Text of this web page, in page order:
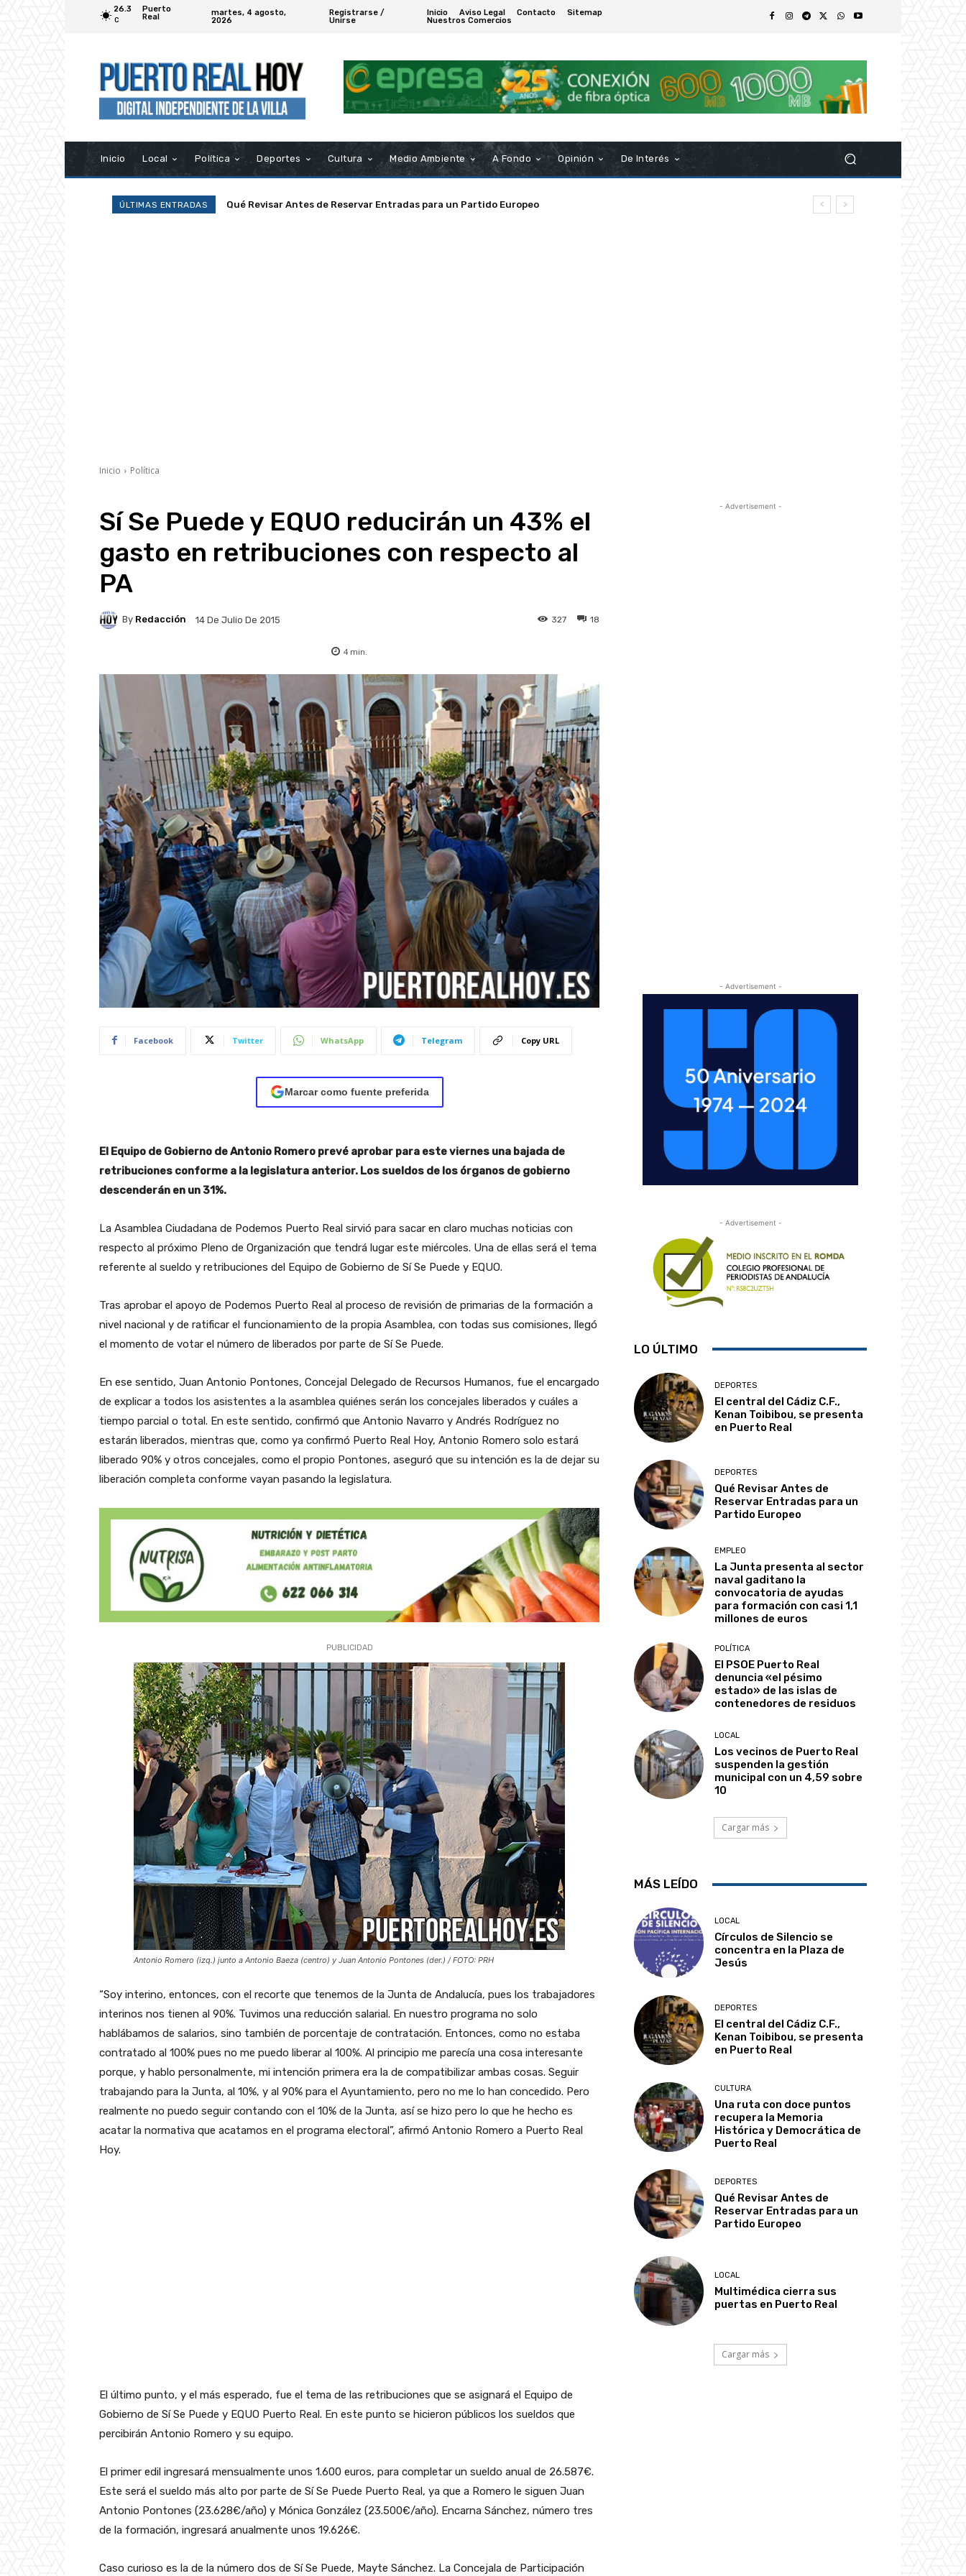
26.3
C
Puerto
Real
martes, 4 agosto,
2026
Registrarse /
Unirse
Inicio Aviso Legal Contacto
Sitemap
Nuestros Comercios
Inicio Local Política Deportes Cultura Medio Ambiente A Fondo Opinión De Interés
ÚLTIMAS ENTRADAS
La Junta presenta al sector naval gaditano la convocatoria de ayudas para formación con casi 1,1 millones de
Inicio Política
Sí Se Puede y EQUO reducirán un 43% el
gasto en retribuciones con respecto al
PA
By Redacción 14 De Julio De 2015 18
327
4 min.
Facebook Twitter WhatsApp Telegram Copy URL
Marcar como fuente preferida
El Equipo de Gobierno de Antonio Romero prevé aprobar para este viernes una bajada de
retribuciones conforme a la legislatura anterior. Los sueldos de los órganos de gobierno
descenderán en un 31%.
La Asamblea Ciudadana de Podemos Puerto Real sirvió para sacar en claro muchas noticias con
respecto al próximo Pleno de Organización que tendrá lugar este miércoles. Una de ellas será el tema
referente al sueldo y retribuciones del Equipo de Gobierno de Sí Se Puede y EQUO.
Tras aprobar el apoyo de Podemos Puerto Real al proceso de revisión de primarias de la formación a
nivel nacional y de ratificar el funcionamiento de la propia Asamblea, con todas sus comisiones, llegó
el momento de votar el número de liberados por parte de Sí Se Puede.
En ese sentido, Juan Antonio Pontones, Concejal Delegado de Recursos Humanos, fue el encargado
de explicar a todos los asistentes a la asamblea quiénes serán los concejales liberados y cuáles a
tiempo parcial o total. En este sentido, confirmó que Antonio Navarro y Andrés Rodríguez no
estarán liberados, mientras que, como ya confirmó Puerto Real Hoy, Antonio Romero solo estará
liberado 90% y otros concejales, como el propio Pontones, aseguró que su intención es la de dejar su
liberación completa conforme vayan pasando la legislatura.
PUBLICIDAD
Antonio Romero (izq.) junto a Antonio Baeza (centro) y Juan Antonio Pontones (der.) / FOTO: PRH
“Soy interino, entonces, con el recorte que tenemos de la Junta de Andalucía, pues los trabajadores
interinos nos tienen al 90%. Tuvimos una reducción salarial. En nuestro programa no solo
hablábamos de salarios, sino también de porcentaje de contratación. Entonces, como no estaba
contratado al 100% pues no me puedo liberar al 100%. Al principio me parecía una cosa interesante
porque, y hablo personalmente, mi intención primera era la de compatibilizar ambas cosas. Seguir
trabajando para la Junta, al 10%, y al 90% para el Ayuntamiento, pero no me lo han concedido. Pero
realmente no puedo seguir contando con el 10% de la Junta, así se hizo pero lo que he hecho es
acatar la normativa que acatamos en el programa electoral”, afirmó Antonio Romero a Puerto Real
Hoy.
El último punto, y el más esperado, fue el tema de las retribuciones que se asignará el Equipo de
Gobierno de Sí Se Puede y EQUO Puerto Real. En este punto se hicieron públicos los sueldos que
percibirán Antonio Romero y su equipo.
El primer edil ingresará mensualmente unos 1.600 euros, para completar un sueldo anual de 26.587€.
Este será el sueldo más alto por parte de Sí Se Puede Puerto Real, ya que a Romero le siguen Juan
Antonio Pontones (23.628€/año) y Mónica González (23.500€/año). Encarna Sánchez, número tres
de la formación, ingresará anualmente unos 19.626€.
Caso curioso es la de la número dos de Sí Se Puede, Mayte Sánchez. La Concejala de Participación
- Advertisement -
- Advertisement -
- Advertisement -
LO ÚLTIMO
DEPORTES
El central del Cádiz C.F.,
Kenan Toibibou, se presenta
en Puerto Real
DEPORTES
Qué Revisar Antes de
Reservar Entradas para un
Partido Europeo
EMPLEO
La Junta presenta al sector
naval gaditano la
convocatoria de ayudas
para formación con casi 1,1
millones de euros
POLÍTICA
El PSOE Puerto Real
denuncia «el pésimo
estado» de las islas de
contenedores de residuos
LOCAL
Los vecinos de Puerto Real
suspenden la gestión
municipal con un 4,59 sobre
10
Cargar más
MÁS LEÍDO
LOCAL
Círculos de Silencio se
concentra en la Plaza de
Jesús
DEPORTES
El central del Cádiz C.F.,
Kenan Toibibou, se presenta
en Puerto Real
CULTURA
Una ruta con doce puntos
recupera la Memoria
Histórica y Democrática de
Puerto Real
DEPORTES
Qué Revisar Antes de
Reservar Entradas para un
Partido Europeo
LOCAL
Multimédica cierra sus
puertas en Puerto Real
Cargar más